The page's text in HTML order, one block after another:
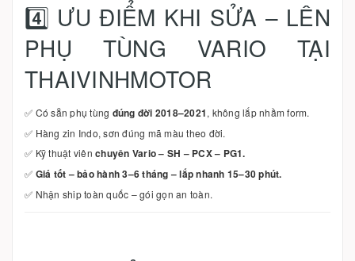
4️⃣ ƯU ĐIỂM KHI SỬA – LÊN
PHỤ TÙNG VARIO TẠI
THAIVINHMOTOR
✅ Có sẵn phụ tùng đúng đời 2018–2021, không lắp nhầm form.
✅ Hàng zin Indo, sơn đúng mã màu theo đời.
✅ Kỹ thuật viên chuyên Vario – SH – PCX – PG1.
✅ Giá tốt – bảo hành 3–6 tháng – lắp nhanh 15–30 phút.
✅ Nhận ship toàn quốc – gói gọn an toàn.